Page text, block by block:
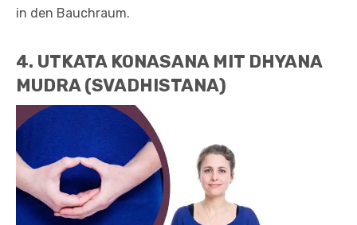
in den Bauchraum.
4. UTKATA KONASANA MIT DHYANA
MUDRA (SVADHISTANA)